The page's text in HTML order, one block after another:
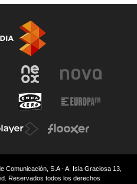
Comunicación, S.A - A. Isla Graciosa 13,
Reservados todos los derechos